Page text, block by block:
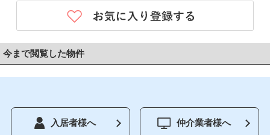
今まで閲覧した物件
入居者様へ 仲介業者様へ